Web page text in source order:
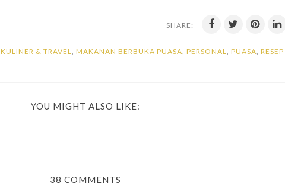
SHARE:
KULINER & TRAVEL, MAKANAN BERBUKA PUASA, PERSONAL, PUASA, RESEP
YOU MIGHT ALSO LIKE:
38 COMMENTS